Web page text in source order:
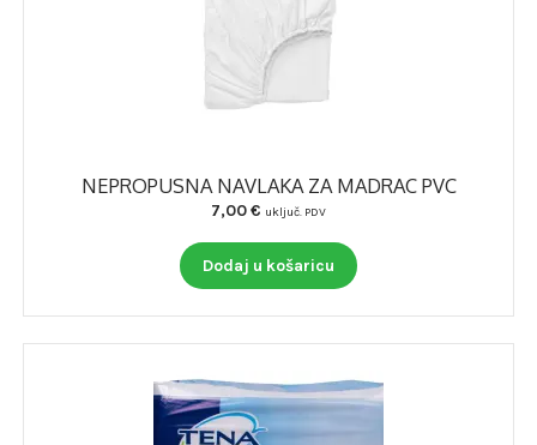
CheckoutNEPROPUSNA NAVLAKA ZA MADRAC PVC
7,00€ uključ. PDV
Dodaj u košaricu